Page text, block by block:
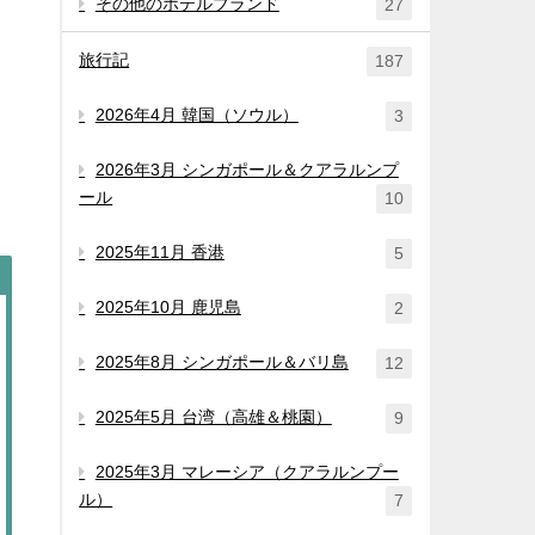
27
旅行記 187
2026年4月 韓国（ソウル） 3
2026年3月 シンガポール＆クアラルンプ
ール
10
2025年11月 香港 5
2025年10月 鹿児島 2
2025年8月 シンガポール＆バリ島 12
2025年5月 台湾（高雄＆桃園） 9
2025年3月 マレーシア（クアラルンプー
ル）
7